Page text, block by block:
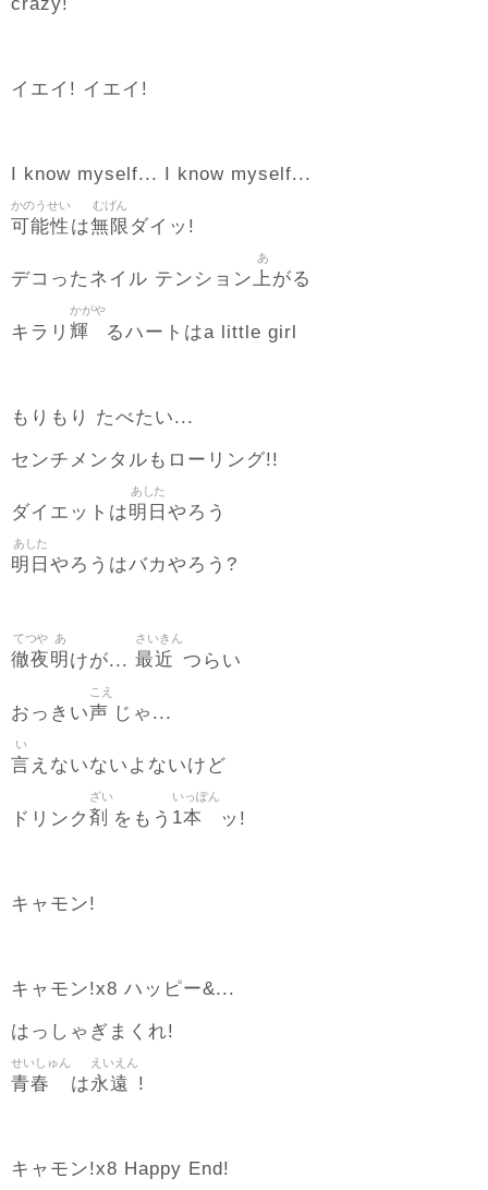
イエイ! イエイ!
I know myself... I know myself...
可能性
かのうせい
は無限
むげん
ダイッ!
デコったネイル テンション上
あ
がる
キラリ 輝
かがや
るハートはa little girl
もりもり たべたい...
センチメンタルもローリング!!
ダイエットは明日
あした
やろう
明日
あした
やろうはバカやろう?
徹夜
てつや
明
あ
けが... 最近
さいきん
つらい
おっきい声
こえ
じゃ...
言
い
えないないよないけど
ドリンク 剤
ざい
をもう 1本
いっぽん
ッ!
キャモン!
キャモン!x8 ハッピー&...
はっしゃぎまくれ!
青春
せいしゅん
は永遠
えいえん
!
キャモン!x8 Happy End!